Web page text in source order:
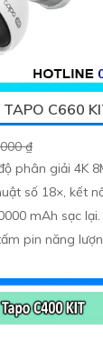
TAPO C660
₫
phân giải 4K
số 18×, kết
mAh sạc
pin năng
đa 512 GB